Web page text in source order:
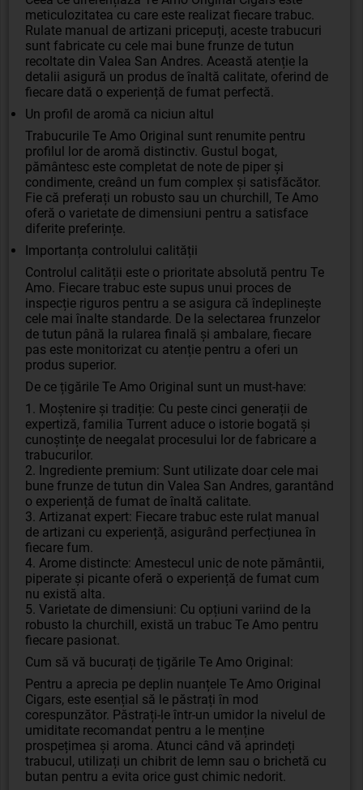
meticulozitatea cu care este realizat fiecare trabuc.
Rulate manual de artizani pricepuți, aceste trabucuri
sunt fabricate cu cele mai bune frunze de tutun
recoltate din Valea San Andres. Această atenție la
detalii asigură un produs de înaltă calitate, oferind de
fiecare dată o experiență de fumat perfectă.
Un profil de aromă ca niciun altul
Trabucurile Te Amo Original sunt renumite pentru
profilul lor de aromă distinctiv. Gustul bogat,
pământesc este completat de note de piper și
condimente, creând un fum complex și satisfăcător.
Fie că preferați un robusto sau un churchill, Te Amo
oferă o varietate de dimensiuni pentru a satisface
diferite preferințe.
Importanța controlului calității
Controlul calității este o prioritate absolută pentru Te
Amo. Fiecare trabuc este supus unui proces de
inspecție riguros pentru a se asigura că îndeplinește
cele mai înalte standarde. De la selectarea frunzelor
de tutun până la rularea finală și ambalare, fiecare
pas este monitorizat cu atenție pentru a oferi un
produs superior.
De ce țigările Te Amo Original sunt un must-have:
1. Moștenire și tradiție: Cu peste cinci generații de
expertiză, familia Turrent aduce o istorie bogată și
cunoștințe de neegalat procesului lor de fabricare a
trabucurilor.
2. Ingrediente premium: Sunt utilizate doar cele mai
bune frunze de tutun din Valea San Andres, garantând
o experiență de fumat de înaltă calitate.
3. Artizanat expert: Fiecare trabuc este rulat manual
de artizani cu experiență, asigurând perfecțiunea în
fiecare fum.
4. Arome distincte: Amestecul unic de note pământii,
piperate și picante oferă o experiență de fumat cum
nu există alta.
5. Varietate de dimensiuni: Cu opțiuni variind de la
robusto la churchill, există un trabuc Te Amo pentru
fiecare pasionat.
Cum să vă bucurați de țigările Te Amo Original:
Pentru a aprecia pe deplin nuanțele Te Amo Original
Cigars, este esențial să le păstrați în mod
corespunzător. Păstrați-le într-un umidor la nivelul de
umiditate recomandat pentru a le menține
prospețimea și aroma. Atunci când vă aprindeți
trabucul, utilizați un chibrit de lemn sau o brichetă cu
butan pentru a evita orice gust chimic nedorit.